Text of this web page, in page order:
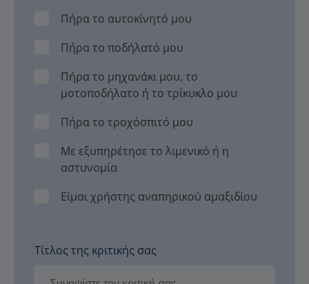
Πήρα το αυτοκίνητό μου
Πήρα το ποδήλατό μου
Πήρα το μηχανάκι μου, το
μοτοποδήλατο ή το τρίκυκλο μου
Πήρα το τροχόσπιτό μου
Με εξυπηρέτησε το λιμενικό ή η
αστυνομία
Είμαι χρήστης αναπηρικού αμαξιδίου
Τίτλος της κριτικής σας